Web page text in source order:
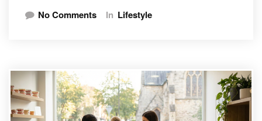
No Comments In Lifestyle